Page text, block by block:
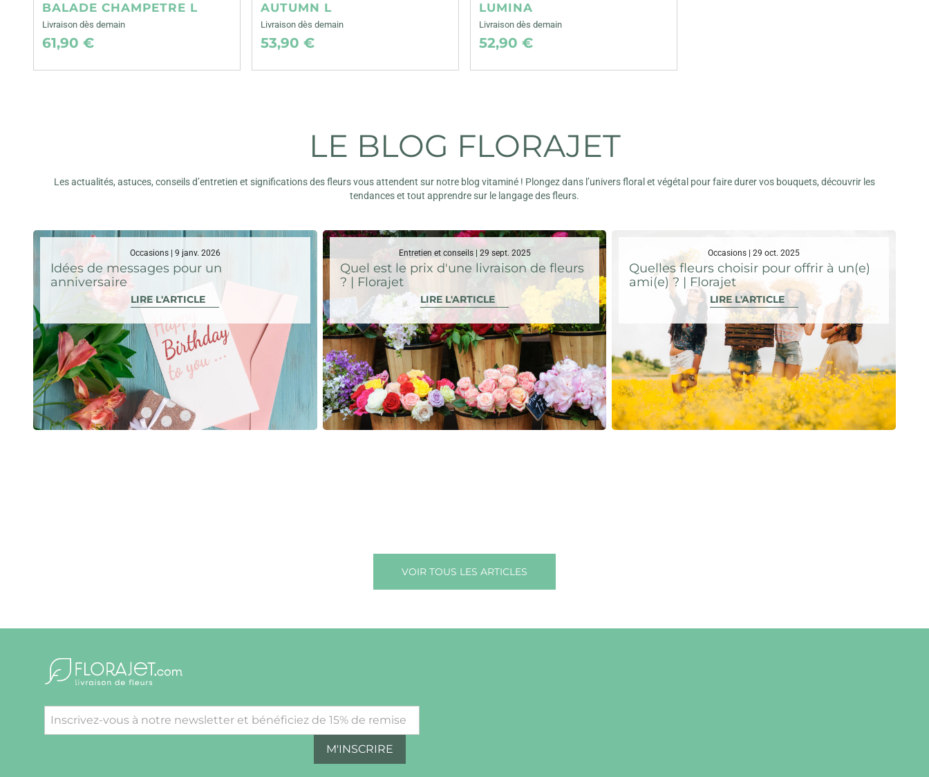
BALADE CHAMPETRE L
Livraison dès demain
61,90 €
AUTUMN L
Livraison dès demain
53,90 €
LUMINA
Livraison dès demain
52,90 €
LE BLOG FLORAJET
Les actualités, astuces, conseils d’entretien et significations des fleurs vous attendent sur notre blog vitaminé ! Plongez dans l’univers floral et végétal pour faire durer vos bouquets, découvrir les
tendances et tout apprendre sur le langage des fleurs.
Occasions | 9 janv. 2026
Idées de messages pour un
anniversaire
LIRE L'ARTICLE
Entretien et conseils | 29 sept. 2025
Quel est le prix d'une livraison de fleurs
? | Florajet
LIRE L'ARTICLE
Occasions | 29 oct. 2025
Quelles fleurs choisir pour offrir à un(e)
ami(e) ? | Florajet
LIRE L'ARTICLE
VOIR TOUS LES ARTICLES
M'INSCRIRE